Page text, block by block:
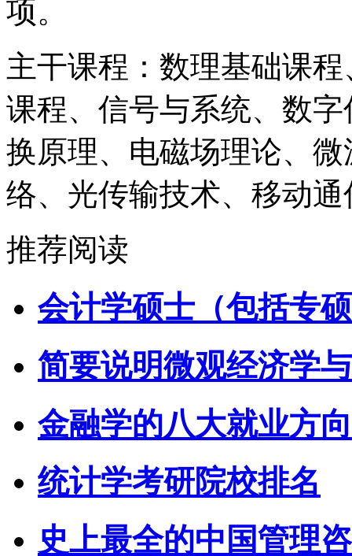
项。
主干课程：数理基础课
课程、信号与系统、数
换原理、电磁场理论、
络、光传输技术、移动
推荐阅读
会计学硕士（包括专
简要说明微观经济学
金融学的八大就业方
统计学考研院校排名
史上最全的中国管理